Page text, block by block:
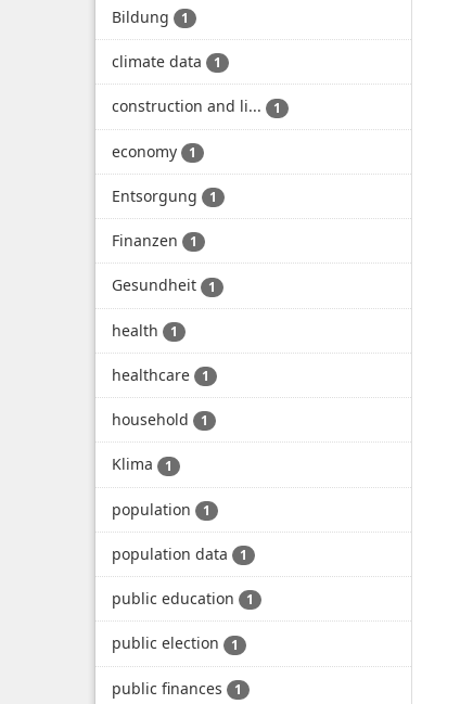
Bildung 1
climate data 1
construction and li... 1
economy 1
Entsorgung 1
Finanzen 1
Gesundheit 1
health 1
healthcare 1
household 1
Klima 1
population 1
population data 1
public education 1
public election 1
public finances 1